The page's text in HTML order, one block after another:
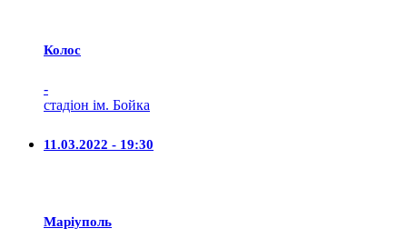
Колос
-
стадіон ім. Бойка
11.03.2022 - 19:30
Маріуполь